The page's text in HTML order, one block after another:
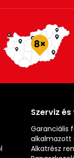
Szerviz
Garanciális
alkalmazott
Alkatrész